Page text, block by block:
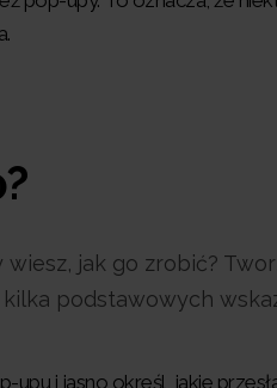
jak go zrobić?
podstawowych
upu i jasno określ, jakie